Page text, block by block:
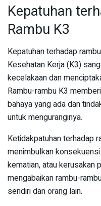
Kepatuhan
Rambu K3
Kepatuhan terhadap
Kesehatan Kerja (K3)
kecelakaan dan
Rambu-rambu K3
bahaya yang ada dan
untuk menguranginya.
Ketidakpatuhan terhadap
menimbulkan
kematian, atau kerusakan
mengabaikan rambu-
sendiri dan orang lain.